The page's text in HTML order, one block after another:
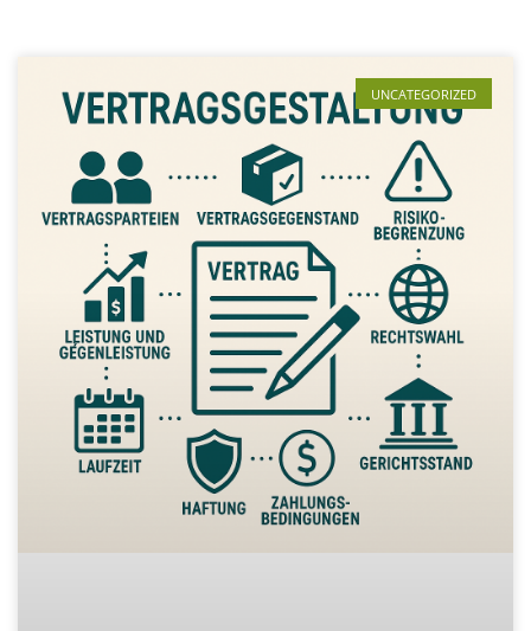
UNCATEGORIZED